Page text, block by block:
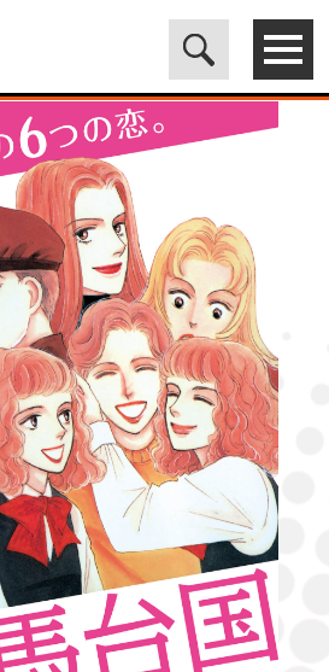
ックス)公式サイト - 株式会社ICE>